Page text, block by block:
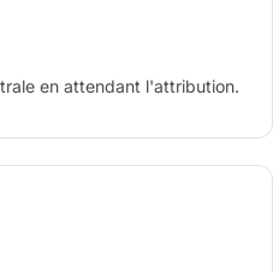
en attendant l'attribution.